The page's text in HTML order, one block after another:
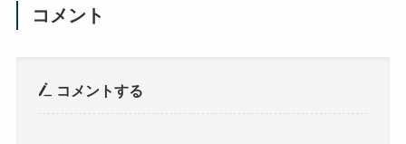
コメント
コメントする